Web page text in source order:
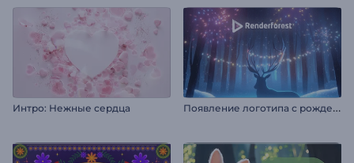
Интро: Нежные сердца П
оявление логотипа с рождественским оленем